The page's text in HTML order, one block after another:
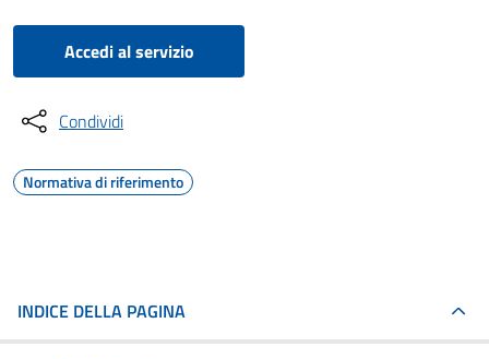
Accedi al servizio
Condividi
Normativa di riferimento
INDICE DELLA PAGINA